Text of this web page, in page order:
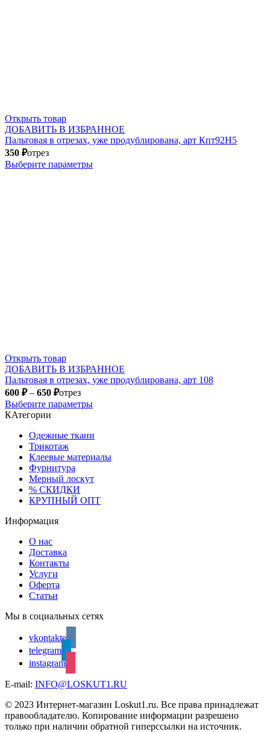
Открыть товар
ДОБАВИТЬ В ИЗБРАННОЕ
Пальтовая в отрезах, уже продублирована, арт Кпт92Н5
350 ₽отрез
Выберите параметры
Открыть товар
ДОБАВИТЬ В ИЗБРАННОЕ
Пальтовая в отрезах, уже продублирована, арт 108
600 ₽– 650 ₽отрез
Выберите параметры
КАтегории
Одежные ткани
Трикотаж
Клеевые материалы
Фурнитура
Мерный лоскут
% СКИДКИ
КРУПНЫЙ ОПТ
Информация
О нас
Доставка
Контакты
Услуги
Оферта
Статьи
Мы в социальных сетях
vkontakte
telegram
instagram
E-mail: INFO@LOSKUT1.RU
© 2023 Интернет-магазин Loskut1.ru. Все права принадлежат
правообладателю. Копирование информации разрешено
только при наличии обратной гиперссылки на источник.